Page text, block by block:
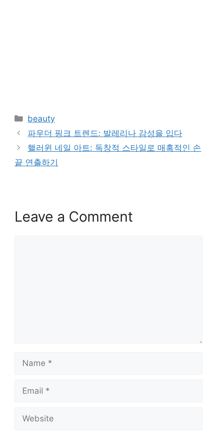
Categories
beauty
파우더 핑크 트렌드: 발레리나 감성을 입다
핼러윈 네일 아트: 독창적 스타일로 매혹적인 손
끝 연출하기
Leave a Comment